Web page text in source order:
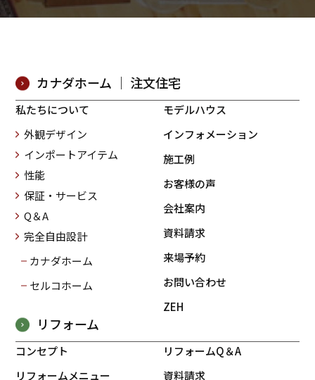
カナダホーム ｜ 注文住宅
私たちについて
外観デザイン
インポートアイテム
性能
保証・サービス
Q＆A
完全自由設計
カナダホーム
セルコホーム
モデルハウス
インフォメーション
施工例
お客様の声
会社案内
資料請求
来場予約
お問い合わせ
ZEH
リフォーム
コンセプト
リフォームメニュー
リフォームQ＆A
資料請求